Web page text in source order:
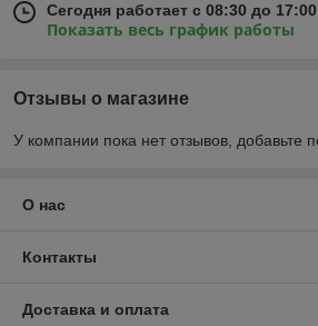
Сегодня работает с 08:30 до 17:00
Показать весь график работы
Отзывы о магазине
У компании пока нет отзывов, добавьте
О нас
Контакты
Доставка и оплата